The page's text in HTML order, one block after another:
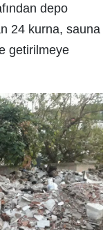
depo
24 kurna, sauna
getirilmeye